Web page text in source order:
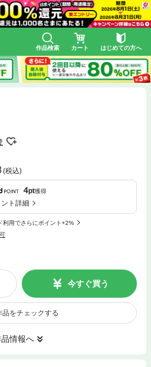
作品検索 カート はじめての方へ
(税込)
4pt獲得
ト詳細
利用でさらにポイント+2%
今すぐ買う
品をチェックする
情報へ